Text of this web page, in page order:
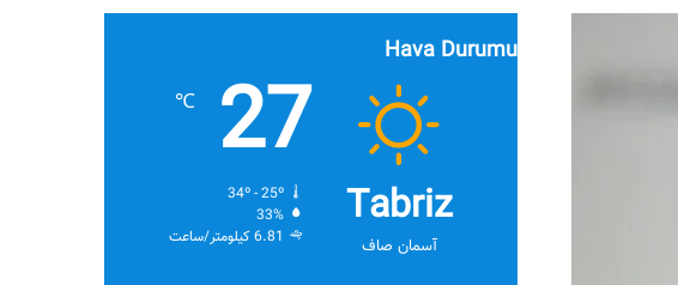
Hava Durumu
Tabriz
آسمان صاف
27
℃
34º - 25º
33%
6.81 کیلومتر/ساعت